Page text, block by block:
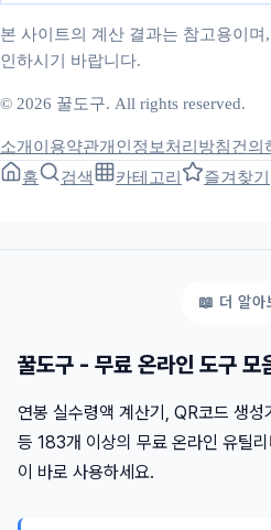
본 사이트의 계산 결과는 참고용이
인하시기 바랍니다.
© 2026 꿀도구. All rights reserved.
소개 이용약관개인정보처리방침건의
홈
검색 카테고리 즐겨찾기
꿀도구 - 무료 온라인 도구 모
연봉 실수령액 계산기, QR코드 생성
등 183개 이상의 무료 온라인 유틸
이 바로 사용하세요.